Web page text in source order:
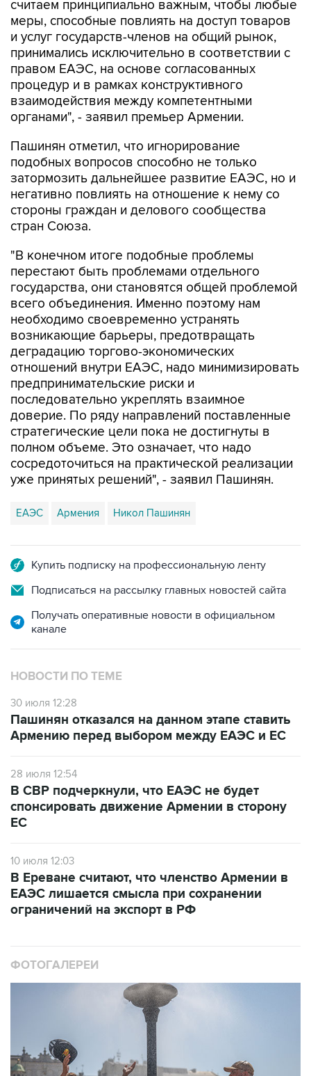
считаем принципиально важным, чтобы любые
меры, способные повлиять на доступ товаров
и услуг государств-членов на общий рынок,
принимались исключительно в соответствии с
правом ЕАЭС, на основе согласованных
процедур и в рамках конструктивного
взаимодействия между компетентными
органами", - заявил премьер Армении.
Пашинян отметил, что игнорирование
подобных вопросов способно не только
затормозить дальнейшее развитие ЕАЭС, но и
негативно повлиять на отношение к нему со
стороны граждан и делового сообщества
стран Союза.
"В конечном итоге подобные проблемы
перестают быть проблемами отдельного
государства, они становятся общей проблемой
всего объединения. Именно поэтому нам
необходимо своевременно устранять
возникающие барьеры, предотвращать
деградацию торгово-экономических
отношений внутри ЕАЭС, надо минимизировать
предпринимательские риски и
последовательно укреплять взаимное
доверие. По ряду направлений поставленные
стратегические цели пока не достигнуты в
полном объеме. Это означает, что надо
сосредоточиться на практической реализации
уже принятых решений", - заявил Пашинян.
ЕАЭС Армения Никол Пашинян
Купить подписку на профессиональную ленту
Подписаться на рассылку главных новостей сайта
Получать оперативные новости в официальном
канале
НОВОСТИ ПО ТЕМЕ
30 июля 12:28
Пашинян отказался на данном этапе ставить
Армению перед выбором между ЕАЭС и ЕС
28 июля 12:54
В СВР подчеркнули, что ЕАЭС не будет
спонсировать движение Армении в сторону
ЕС
10 июля 12:03
В Ереване считают, что членство Армении в
ЕАЭС лишается смысла при сохранении
ограничений на экспорт в РФ
ФОТОГАЛЕРЕИ